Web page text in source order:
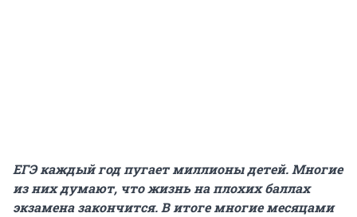
ЕГЭ каждый год пугает миллионы детей. Многие
из них думают, что жизнь на плохих баллах
экзамена закончится. В итоге многие месяцами